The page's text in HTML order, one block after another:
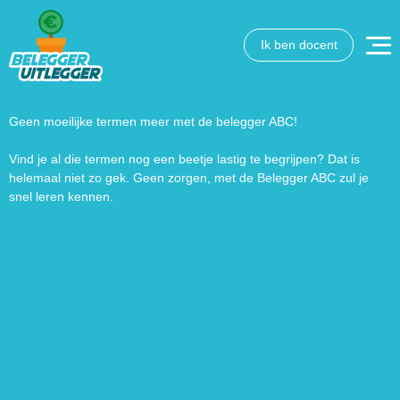
Ik ben docent
Geen moeilijke termen meer met de belegger ABC!
Vind je al die termen nog een beetje lastig te begrijpen? Dat is
helemaal niet zo gek. Geen zorgen, met de Belegger ABC zul je
snel leren kennen.
Wat wil je opzoeken?
hebben? We helpen je graag een handje.
Zoek
naar:
Zoekknop